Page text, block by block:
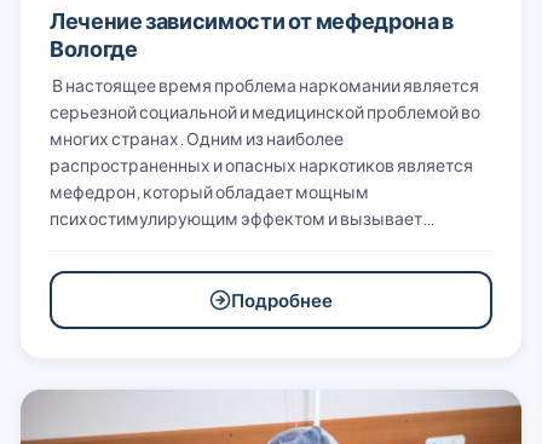
Лечение зависимости от мефедрона в
Вологде
В настоящее время проблема наркомании является
серьезной социальной и медицинской проблемой во
многих странах. Одним из наиболее
распространенных и опасных наркотиков является
мефедрон, который обладает мощным
психостимулирующим эффектом и вызывает…
Подробнее